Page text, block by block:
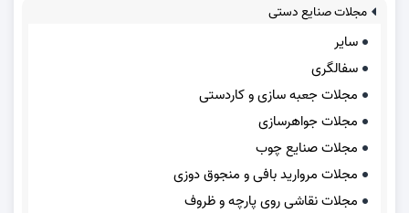
مجلات صنایع دستی
سایر
سفالگری
مجلات جعبه سازی و کاردستی
مجلات جواهرسازی
مجلات صنایع چوب
مجلات مروارید بافی و منجوق دوزی
مجلات نقاشی روی پارچه و ظروف